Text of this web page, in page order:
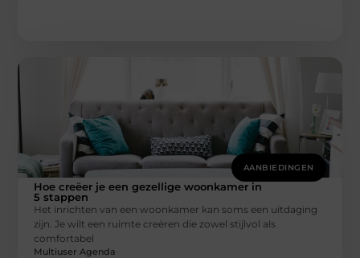
AANBIEDINGEN
Hoe creëer je een gezellige woonkamer in
5 stappen
Het inrichten van een woonkamer kan soms een uitdaging
zijn. Je wilt een ruimte creëren die zowel stijlvol als
comfortabel
Multiuser Agenda